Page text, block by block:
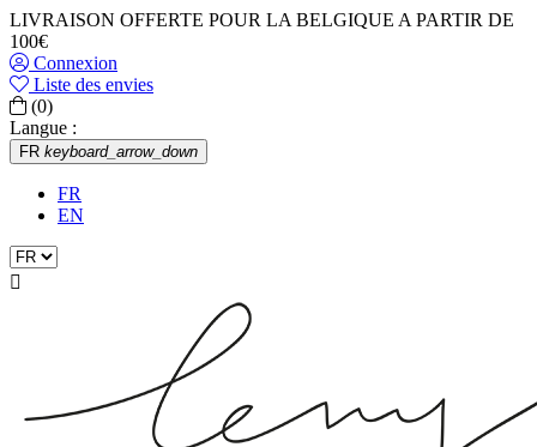
LIVRAISON OFFERTE POUR LA BELGIQUE A PARTIR DE
100€
Connexion
Liste des envies
(0)
Langue :
FR keyboard_arrow_down
FR
EN
